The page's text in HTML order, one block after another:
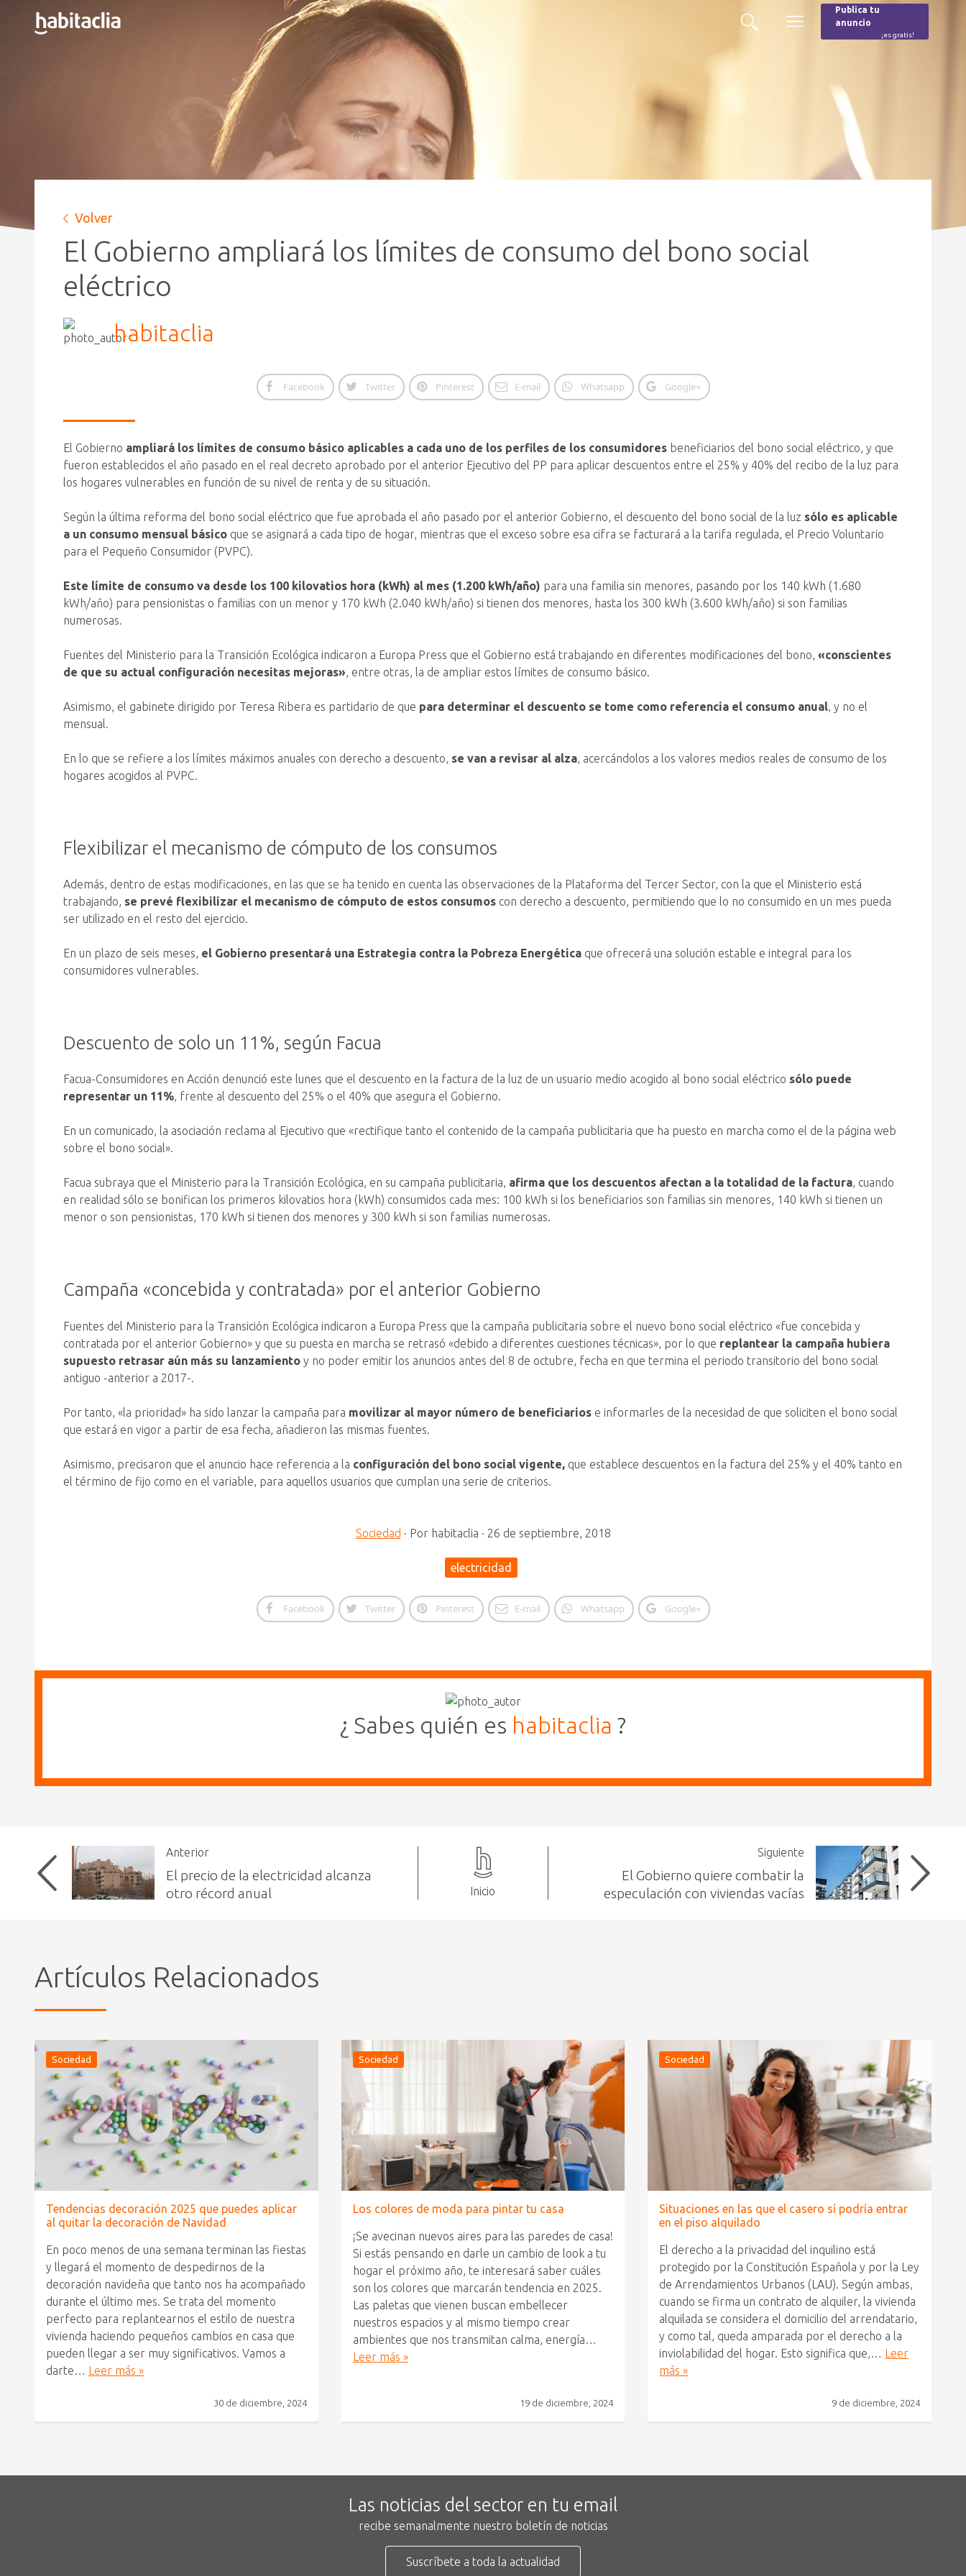
Buscar
Menú
Publica tu
anuncio
¡es gratis!
Volver
El Gobierno ampliará los límites de consumo del bono social
eléctrico
habitaclia
Facebook Twitter Pinterest E-mail Whatsapp Google+
El Gobierno ampliará los límites de consumo básico aplicables a cada uno de los perfiles de los consumidores beneficiarios del bono social eléctrico, y que
fueron establecidos el año pasado en el real decreto aprobado por el anterior Ejecutivo del PP para aplicar descuentos entre el 25% y 40% del recibo de la luz para
los hogares vulnerables en función de su nivel de renta y de su situación.
Según la última reforma del bono social eléctrico que fue aprobada el año pasado por el anterior Gobierno, el descuento del bono social de la luz sólo es aplicable
a un consumo mensual básico que se asignará a cada tipo de hogar, mientras que el exceso sobre esa cifra se facturará a la tarifa regulada, el Precio Voluntario
para el Pequeño Consumidor (PVPC).
Este límite de consumo va desde los 100 kilovatios hora (kWh) al mes (1.200 kWh/año) para una familia sin menores, pasando por los 140 kWh (1.680
kWh/año) para pensionistas o familias con un menor y 170 kWh (2.040 kWh/año) si tienen dos menores, hasta los 300 kWh (3.600 kWh/año) si son familias
numerosas.
Fuentes del Ministerio para la Transición Ecológica indicaron a Europa Press que el Gobierno está trabajando en diferentes modificaciones del bono, «conscientes
de que su actual configuración necesitas mejoras», entre otras, la de ampliar estos límites de consumo básico.
Asimismo, el gabinete dirigido por Teresa Ribera es partidario de que para determinar el descuento se tome como referencia el consumo anual, y no el
mensual.
En lo que se refiere a los límites máximos anuales con derecho a descuento, se van a revisar al alza, acercándolos a los valores medios reales de consumo de los
hogares acogidos al PVPC.
Flexibilizar el mecanismo de cómputo de los consumos
Además, dentro de estas modificaciones, en las que se ha tenido en cuenta las observaciones de la Plataforma del Tercer Sector, con la que el Ministerio está
trabajando, se prevé flexibilizar el mecanismo de cómputo de estos consumos con derecho a descuento, permitiendo que lo no consumido en un mes pueda
ser utilizado en el resto del ejercicio.
En un plazo de seis meses, el Gobierno presentará una Estrategia contra la Pobreza Energética que ofrecerá una solución estable e integral para los
consumidores vulnerables.
Descuento de solo un 11%, según Facua
Facua-Consumidores en Acción denunció este lunes que el descuento en la factura de la luz de un usuario medio acogido al bono social eléctrico sólo puede
representar un 11%, frente al descuento del 25% o el 40% que asegura el Gobierno.
En un comunicado, la asociación reclama al Ejecutivo que «rectifique tanto el contenido de la campaña publicitaria que ha puesto en marcha como el de la página web
sobre el bono social».
Facua subraya que el Ministerio para la Transición Ecológica, en su campaña publicitaria, afirma que los descuentos afectan a la totalidad de la factura, cuando
en realidad sólo se bonifican los primeros kilovatios hora (kWh) consumidos cada mes: 100 kWh si los beneficiarios son familias sin menores, 140 kWh si tienen un
menor o son pensionistas, 170 kWh si tienen dos menores y 300 kWh si son familias numerosas.
Campaña «concebida y contratada» por el anterior Gobierno
Fuentes del Ministerio para la Transición Ecológica indicaron a Europa Press que la campaña publicitaria sobre el nuevo bono social eléctrico «fue concebida y
contratada por el anterior Gobierno» y que su puesta en marcha se retrasó «debido a diferentes cuestiones técnicas», por lo que replantear la campaña hubiera
supuesto retrasar aún más su lanzamiento y no poder emitir los anuncios antes del 8 de octubre, fecha en que termina el periodo transitorio del bono social
antiguo -anterior a 2017-.
Por tanto, «la prioridad» ha sido lanzar la campaña para movilizar al mayor número de beneficiarios e informarles de la necesidad de que soliciten el bono social
que estará en vigor a partir de esa fecha, añadieron las mismas fuentes.
Asimismo, precisaron que el anuncio hace referencia a la configuración del bono social vigente, que establece descuentos en la factura del 25% y el 40% tanto en
el término de fijo como en el variable, para aquellos usuarios que cumplan una serie de criterios.
Sociedad · Por habitaclia · 26 de septiembre, 2018
electricidad
Facebook Twitter Pinterest E-mail Whatsapp Google+
¿ Sabes quién es habitaclia ?
Anterior
El precio de la electricidad alcanza
otro récord anual
Inicio
Siguiente
El Gobierno quiere combatir la
especulación con viviendas vacías
Artículos Relacionados
Sociedad
Tendencias decoración 2025 que puedes aplicar
al quitar la decoración de Navidad
En poco menos de una semana terminan las fiestas
y llegará el momento de despedirnos de la
decoración navideña que tanto nos ha acompañado
durante el último mes. Se trata del momento
perfecto para replantearnos el estilo de nuestra
vivienda haciendo pequeños cambios en casa que
pueden llegar a ser muy significativos. Vamos a
darte… Leer más »
30 de diciembre, 2024
Sociedad
Los colores de moda para pintar tu casa
¡Se avecinan nuevos aires para las paredes de casa!
Si estás pensando en darle un cambio de look a tu
hogar el próximo año, te interesará saber cuáles
son los colores que marcarán tendencia en 2025.
Las paletas que vienen buscan embellecer
nuestros espacios y al mismo tiempo crear
ambientes que nos transmitan calma, energía…
Leer más »
19 de diciembre, 2024
Sociedad
Situaciones en las que el casero sí podría entrar
en el piso alquilado
El derecho a la privacidad del inquilino está
protegido por la Constitución Española y por la Ley
de Arrendamientos Urbanos (LAU). Según ambas,
cuando se firma un contrato de alquiler, la vivienda
alquilada se considera el domicilio del arrendatario,
y como tal, queda amparada por el derecho a la
inviolabilidad del hogar. Esto significa que,… Leer
más »
9 de diciembre, 2024
Las noticias del sector en tu email
recibe semanalmente nuestro boletín de noticias
Suscríbete a toda la actualidad